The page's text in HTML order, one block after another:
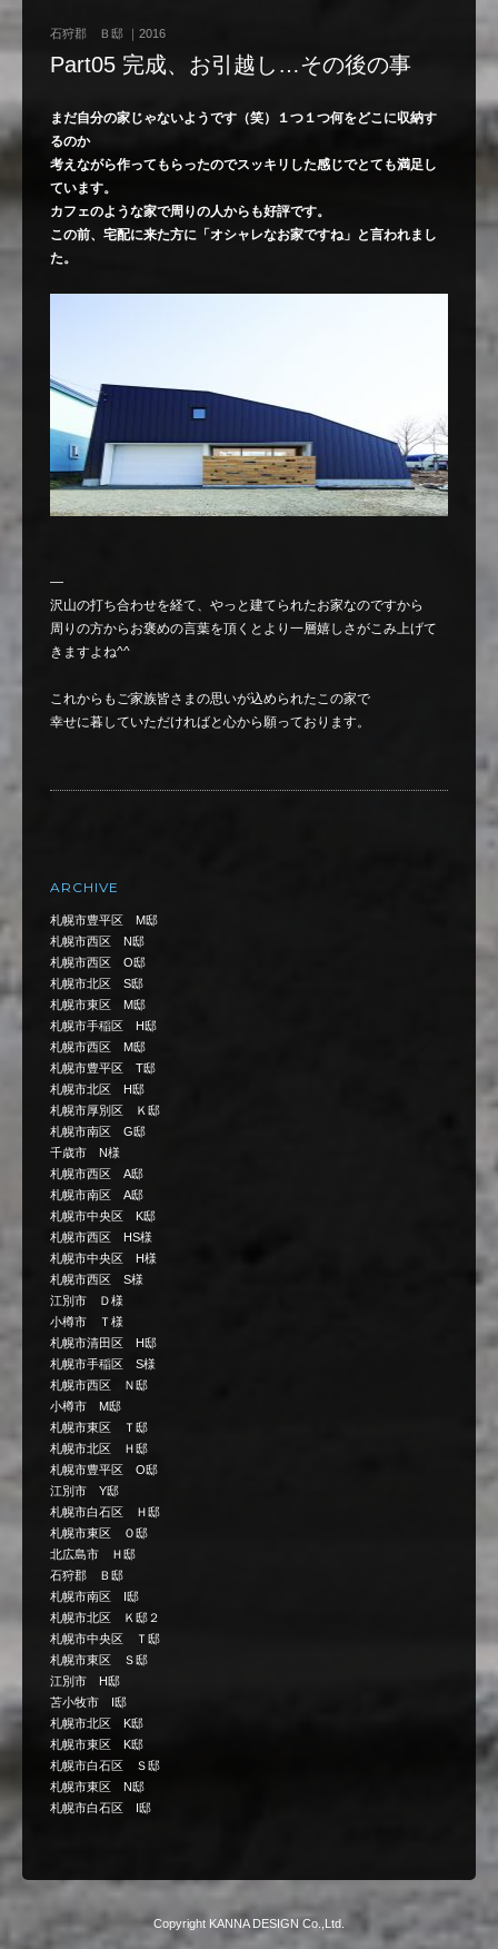
石狩郡 Ｂ邸 ｜2016
Part05 完成、お引越し…その後の事
まだ自分の家じゃないようです（笑）１つ１つ何をどこに収納す
るのか
考えながら作ってもらったのでスッキリした感じでとても満足し
ています。
カフェのような家で周りの人からも好評です。
この前、宅配に来た方に「オシャレなお家ですね」と言われまし
た。
—
沢山の打ち合わせを経て、やっと建てられたお家なのですから
周りの方からお褒めの言葉を頂くとより一層嬉しさがこみ上げて
きますよね^^
これからもご家族皆さまの思いが込められたこの家で
幸せに暮していただければと心から願っております。
ARCHIVE
札幌市豊平区 M邸
札幌市西区 N邸
札幌市西区 O邸
札幌市北区 S邸
札幌市東区 M邸
札幌市手稲区 H邸
札幌市西区 M邸
札幌市豊平区 T邸
札幌市北区 H邸
札幌市厚別区 Ｋ邸
札幌市南区 G邸
千歳市 N様
札幌市西区 A邸
札幌市南区 A邸
札幌市中央区 K邸
札幌市西区 HS様
札幌市中央区 H様
札幌市西区 S様
江別市 Ｄ様
小樽市 Ｔ様
札幌市清田区 H邸
札幌市手稲区 S様
札幌市西区 Ｎ邸
小樽市 M邸
札幌市東区 Ｔ邸
札幌市北区 Ｈ邸
札幌市豊平区 O邸
江別市 Y邸
札幌市白石区 Ｈ邸
札幌市東区 Ｏ邸
北広島市 Ｈ邸
石狩郡 Ｂ邸
札幌市南区 I邸
札幌市北区 Ｋ邸２
札幌市中央区 Ｔ邸
札幌市東区 Ｓ邸
江別市 H邸
苫小牧市 I邸
札幌市北区 K邸
札幌市東区 K邸
札幌市白石区 Ｓ邸
札幌市東区 N邸
札幌市白石区 I邸
Copyright KANNA DESIGN Co.,Ltd.